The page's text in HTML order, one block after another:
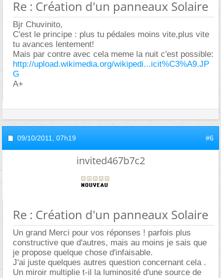
Re : Création d'un panneaux Solaire
Bjr Chuvinito,
C'est le principe : plus tu pédales moins vite,plus vite
tu avances lentement!
Mais par contre avec cela meme la nuit c'est possible:
http://upload.wikimedia.org/wikipedi...icit%C3%A9.JP
G
A+
09/10/2011, 07h19 #6
invited467b7c2
Re : Création d'un panneaux Solaire
Un grand Merci pour vos réponses ! parfois plus
constructive que d'autres, mais au moins je sais que
je propose quelque chose d'infaisable.
J'ai juste quelques autres question concernant cela .
Un miroir multiplie t-il la luminosité d'une source de